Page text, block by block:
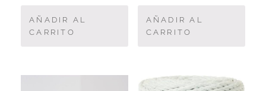
AÑADIR AL
CARRITO
AÑADIR AL
CARRITO